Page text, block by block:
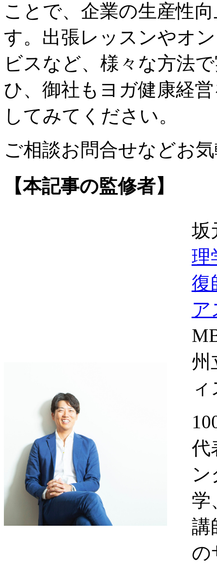
ことで、企業の生産性
す。出張レッスンやオ
ビスなど、様々な方法
ひ、御社もヨガ健康経
してみてください。
ご相談お問合せなどお
【本記事の監修者】
理
復
州
代
学
講
の